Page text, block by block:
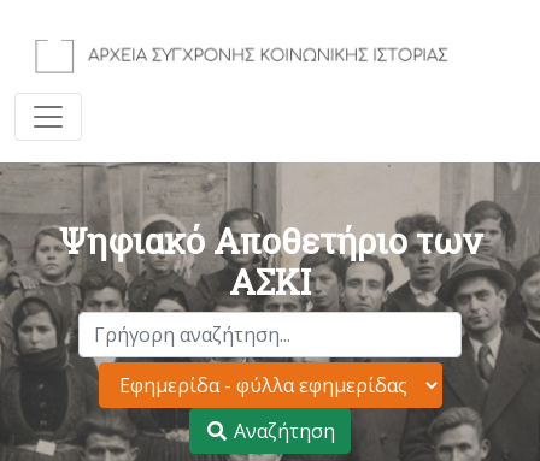
Ψηφιακό Αποθετήριο των
ΑΣΚΙ
Αναζήτηση